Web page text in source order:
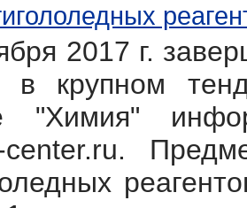
2017 г.
в крупном
"Химия"
center.ru.